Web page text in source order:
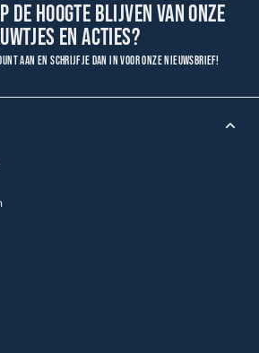
de hoogte blijven van onze
en acties?
aan en schrijf je dan in voor onze nieuwsbrief!